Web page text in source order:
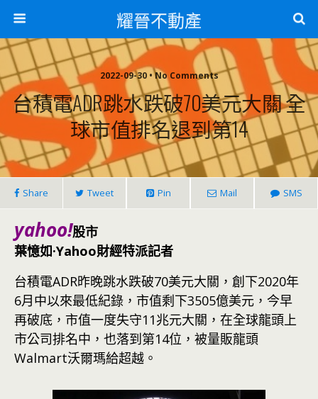
耀晉不動產
2022-09-30 • No Comments
台積電ADR跳水跌破70美元大關 全
球市值排名退到第14
Share Tweet Pin Mail SMS
yahoo!股市
葉憶如·Yahoo財經特派記者
台積電ADR昨晚跳水跌破70美元大關，創下2020年
6月中以來最低紀錄，市值剩下3505億美元，今早
再破底，市值一度失守11兆元大關，在全球龍頭上
市公司排名中，也落到第14位，被量販龍頭
Walmart沃爾瑪給超越。